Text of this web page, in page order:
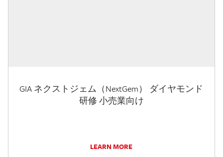
GIA ネクストジェム（NextGem） ダイヤモンド
研修 小売業向け
LEARN MORE